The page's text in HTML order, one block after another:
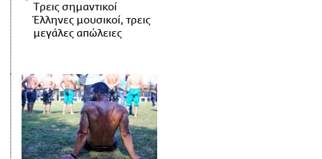
Tρεις σημαντικοί
Έλληνες μουσικοί, τρεις
μεγάλες απώλειες